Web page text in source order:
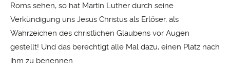
Roms sehen, so hat Martin Luther durch seine
Verkündigung uns Jesus Christus als Erlöser, als
Wahrzeichen des christlichen Glaubens vor Augen
gestellt! Und das berechtigt alle Mal dazu, einen Platz nach
ihm zu benennen.